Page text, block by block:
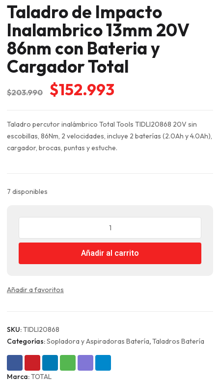
Taladro de Impacto
Inalambrico 13mm 20V
86nm con Bateria y
Cargador Total
$203.990
El
original
era:
$203.990.
$152.993
actual
es:
$152.993.
Taladro percutor inalámbrico Total Tools TIDLI20868 20V sin
escobillas, 86Nm, 2 velocidades, incluye 2 baterías (2.0Ah y 4.0Ah),
cargador, brocas, puntas y estuche.
7 disponibles
Impacto
13mm
86nm
Cargador
Total
Añadir al carrito
Añadir a favoritos
SKU:TIDLI20868
Categorías:Sopladora y Aspiradoras Batería,Taladros Batería
Marca:TOTAL